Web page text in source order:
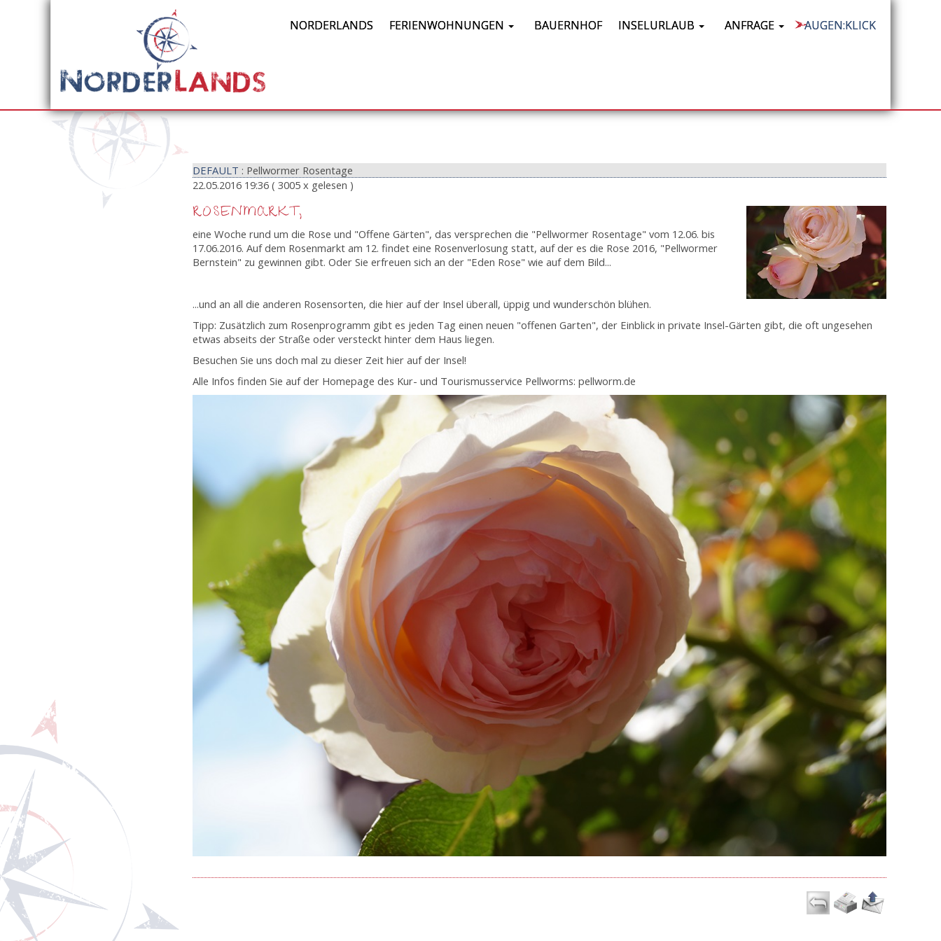
NORDERLANDS FERIENWOHNUNGEN BAUERNHOF INSELURLAUB ANFRAGE AUGEN:KLICK
DEFAULT : Pellwormer Rosentage
22.05.2016 19:36 ( 3005 x gelesen )
ROSENMARKT,
eine Woche rund um die Rose und "Offene Gärten", das versprechen die "Pellwormer Rosentage" vom 12.06. bis
17.06.2016. Auf dem Rosenmarkt am 12. findet eine Rosenverlosung statt, auf der es die Rose 2016, "Pellwormer
Bernstein" zu gewinnen gibt. Oder Sie erfreuen sich an der "Eden Rose" wie auf dem Bild...
...und an all die anderen Rosensorten, die hier auf der Insel überall, üppig und wunderschön blühen.
Tipp: Zusätzlich zum Rosenprogramm gibt es jeden Tag einen neuen "offenen Garten", der Einblick in private Insel-Gärten gibt, die oft ungesehen
etwas abseits der Straße oder versteckt hinter dem Haus liegen.
Besuchen Sie uns doch mal zu dieser Zeit hier auf der Insel!
Alle Infos finden Sie auf der Homepage des Kur- und Tourismusservice Pellworms: pellworm.de